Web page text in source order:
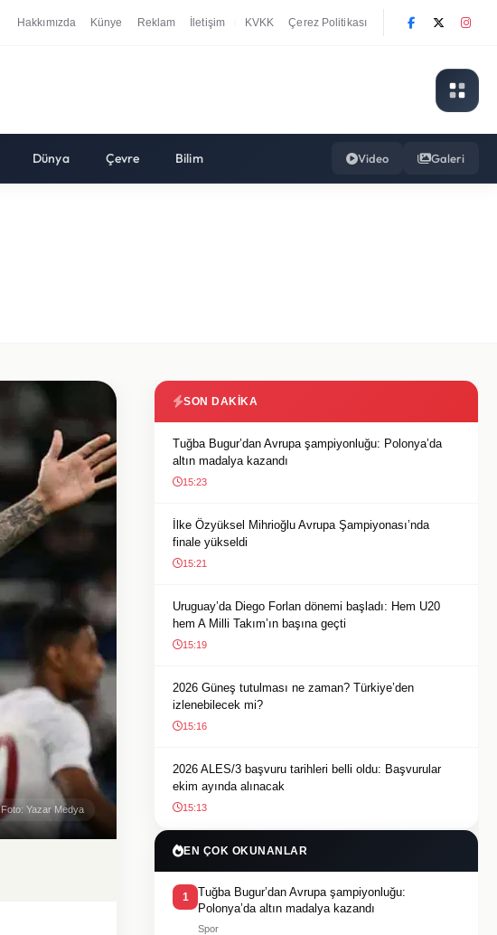
Hakkımızda Künye Reklam İletişim KVKK Çerez Politikası
Dünya Çevre Bilim Video Galeri
Foto: Yazar Medya
SON DAKIKA
Tuğba Bugur’dan Avrupa şampiyonluğu: Polonya’da
altın madalya kazandı
15:23
İlke Özyüksel Mihrioğlu Avrupa Şampiyonası’nda
finale yükseldi
15:21
Uruguay’da Diego Forlan dönemi başladı: Hem U20
hem A Milli Takım’ın başına geçti
15:19
2026 Güneş tutulması ne zaman? Türkiye’den
izlenebilecek mi?
15:16
2026 ALES/3 başvuru tarihleri belli oldu: Başvurular
ekim ayında alınacak
15:13
EN ÇOK OKUNANLAR
1
Tuğba Bugur’dan Avrupa şampiyonluğu:
Polonya’da altın madalya kazandı
Spor